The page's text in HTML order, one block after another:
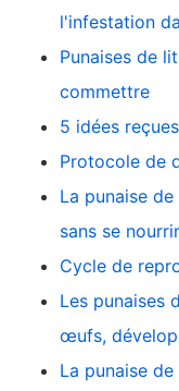
l'infestation
Punaises de
commettre
5 idées
Protocole de
La punaise
sans se
Cycle de
Les punaises
œufs,
La punaise